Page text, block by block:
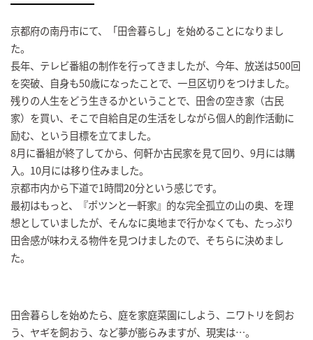
京都府の南丹市にて、「田舎暮らし」を始めることになりまし
た。
長年、テレビ番組の制作を行ってきましたが、今年、放送は500回
を突破、自身も50歳になったことで、一旦区切りをつけました。
残りの人生をどう生きるかということで、田舎の空き家（古民
家）を買い、そこで自給自足の生活をしながら個人的創作活動に
励む、という目標を立てました。
8月に番組が終了してから、何軒か古民家を見て回り、9月には購
入。10月には移り住みました。
京都市内から下道で1時間20分という感じです。
最初はもっと、『ポツンと一軒家』的な完全孤立の山の奥、を理
想としていましたが、そんなに奥地まで行かなくても、たっぷり
田舎感が味わえる物件を見つけましたので、そちらに決めまし
た。
田舎暮らしを始めたら、庭を家庭菜園にしよう、ニワトリを飼お
う、ヤギを飼おう、など夢が膨らみますが、現実は…。